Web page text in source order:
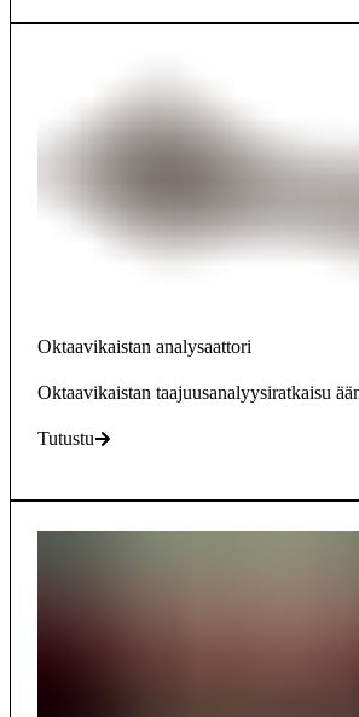
Oktaavikaistan analysaattori
Oktaavikaistan taajuusanalyysiratkaisu
Tutustu